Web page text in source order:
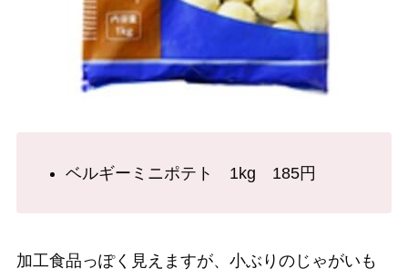
ベルギーミニポテト 1kg 185円
加工食品っぽく見えますが、小ぶりのじゃがいも